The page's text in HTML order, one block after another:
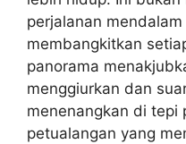
perjalanan
membangkitkan
panorama
menggiurkan dan
menenangkan di tepi
petualangan yang